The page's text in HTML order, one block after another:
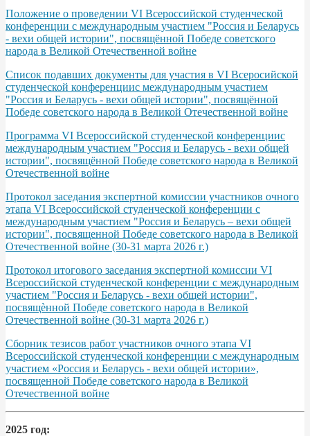
Положение о проведении VI Всероссийской студенческой
конференции с международным участием "Россия и Беларусь
- вехи общей истории", посвящённой Победе советского
народа в Великой Отечественной войне
Список подавших документы для участия в VI Всеросийской
студенческой конференциис международным участием
"Россия и Беларусь - вехи общей истории", посвящённой
Победе советского народа в Великой Отечественной войне
Программа VІ Всероссийской студенческой конференциис
международным участием "Россия и Беларусь - вехи общей
истории", посвящённой Победе советского народа в Великой
Отечественной войне
Протокол заседания экспертной комиссии участников очного
этапа VI Всероссийской студенческой конференции с
международным участием "Россия и Беларусь – вехи общей
истории", посвященной Победе советского народа в Великой
Отечественной войне (30-31 марта 2026 г.)
Протокол итогового заседания экспертной комиссии VI
Всероссийской студенческой конференции с международным
участием "Россия и Беларусь - вехи общей истории",
посвящѐнной Победе советского народа в Великой
Отечественной войне (30-31 марта 2026 г.)
Сборник тезисов работ участников очного этапа VІ
Всероссийской студенческой конференции с международным
участием «Россия и Беларусь - вехи общей истории»,
посвященной Победе советского народа в Великой
Отечественной войне
2025 год: